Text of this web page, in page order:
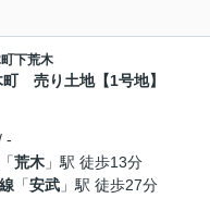
下荒木
売り土地【1号地】
-
「荒木 」駅 徒歩13分
「安武 」駅 徒歩27分